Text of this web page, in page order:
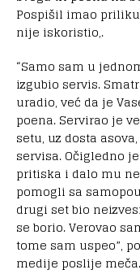
Pospišil imao
nije iskoristio,.
“Samo sam u
izgubio servis.
uradio, već da je
poena. Servirao je
setu, uz dosta
servisa. Očigledno
pritiska i dalo mu
pomogli sa
drugi set bio
se borio. Verovao
tome sam uspeo”,
medije poslije meča.